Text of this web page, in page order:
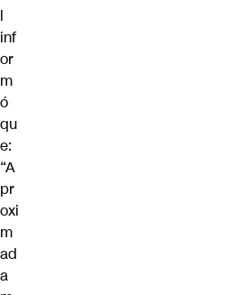
l
inf
or
m
ó
qu
e:
“A
pr
oxi
m
ad
a